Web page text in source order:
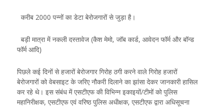
करीब 2000 पन्नों का डेटा बेरोजगारों से जुड़ा है।
बड़ी मात्रा में नकली दस्तावेज (कैश मेमो, जॉब कार्ड, आवेदन फॉर्म और बॉन्ड
फॉर्म आदि)
पिछले कई दिनों से हजारों बेरोजगार गिरोह ठगी करने वाले गिरोह हजारों
बेरोजगारों को वेबसाइट के जरिए नौकरी दिलाने का झांसा देकर जानकारी हासिल
कर रहे थे। इस संबंध में एसटीएफ की विभिन्न इकाइयों/टीमों को पुलिस
महानिरीक्षक, एसटीएफ एवं वरिष्ठ पुलिस अधीक्षक, एसटीएफ द्वारा अधिसूचना